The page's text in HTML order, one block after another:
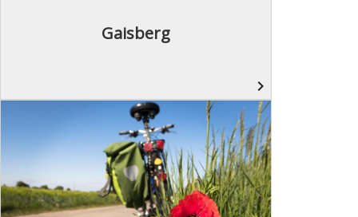
Gaisberg
navigate_next